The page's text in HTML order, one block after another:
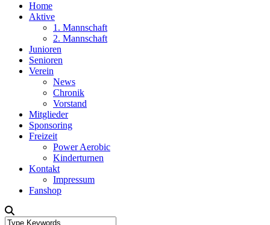
Home
Aktive
1. Mannschaft
2. Mannschaft
Junioren
Senioren
Verein
News
Chronik
Vorstand
Mitglieder
Sponsoring
Freizeit
Power Aerobic
Kinderturnen
Kontakt
Impressum
Fanshop